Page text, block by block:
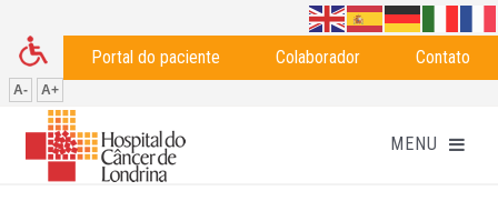
Portal do paciente Colaborador Contato
A- A+